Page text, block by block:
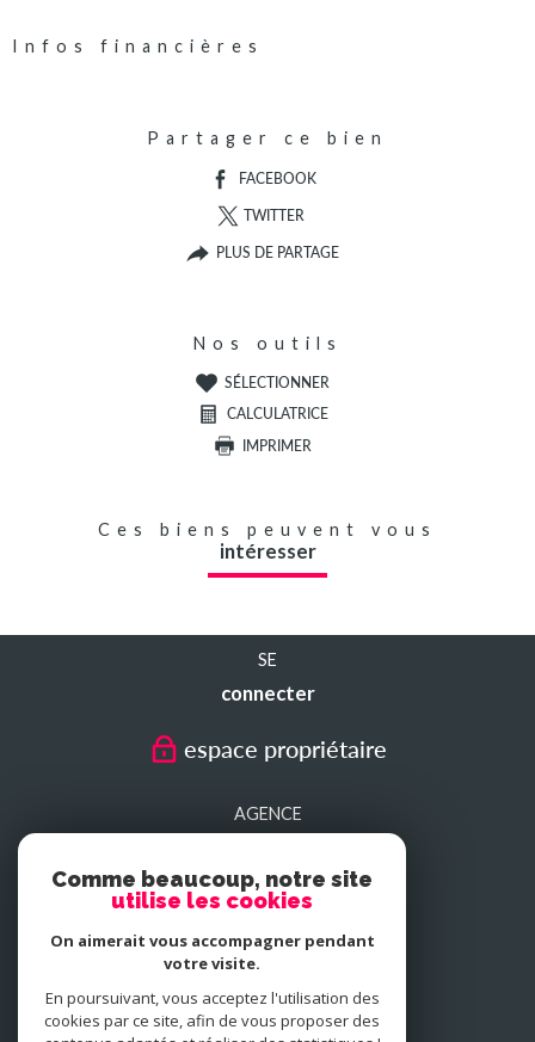
Infos financières
Partager ce bien
FACEBOOK
TWITTER
PLUS DE PARTAGE
Nos outils
SÉLECTIONNER
CALCULATRICE
IMPRIMER
Ces biens peuvent vous
intéresser
SE
connecter
espace propriétaire
AGENCE
CHARLEVILLE-MEZIERES
Comme beaucoup, notre site
utilise les cookies
On aimerait vous accompagner pendant
votre visite.
En poursuivant, vous acceptez l'utilisation des
cookies par ce site, afin de vous proposer des